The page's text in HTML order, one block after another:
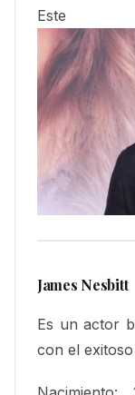
Este
James Nesbitt
Es un actor
con el